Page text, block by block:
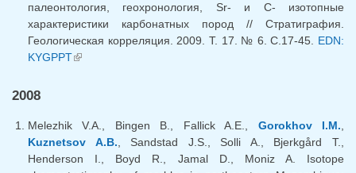
палеонтология, геохронология, Sr- и C- изотопные
характеристики карбонатных пород // Стратиграфия.
Геологическая корреляция. 2009. Т. 17. № 6. С.17-45. EDN:
KYGPPT(внешняя ссылка)
2008
Melezhik V.A., Bingen B., Fallick A.E., Gorokhov I.M.
Kuznetsov A.B. , Sandstad J.S., Solli A., Bjerkgård T.,
Henderson I., Boyd R., Jamal D., Moniz A. Isotope